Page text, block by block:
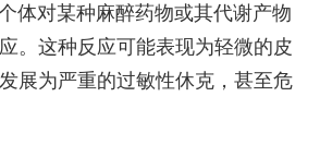
体对某种麻醉药物或其代谢产物
。这种反应可能表现为轻微的皮
展为严重的过敏性休克，甚至危